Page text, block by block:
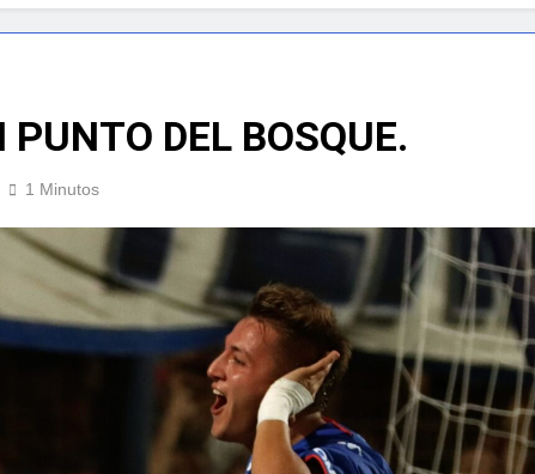
DEL BOSQUE.
1 Minutos